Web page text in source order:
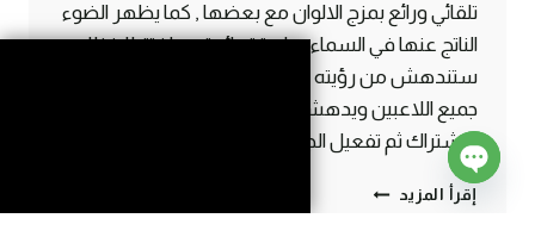
تلقائي ورائع بمزج الالوان مع بعضها , كما يظهر الضوء
الناتج عنها في السماء بطريقة رائعة وملفتة للانظار ,
ستندهش من رؤيته في المساء ومن بعيد وسيبهر
جميع اللاعبين ويدهشهم بشكله الرائع . لا تنسوا
الاشتراك ثم تفعيل الجرس…
إقرأ المزيد طريقة
Open